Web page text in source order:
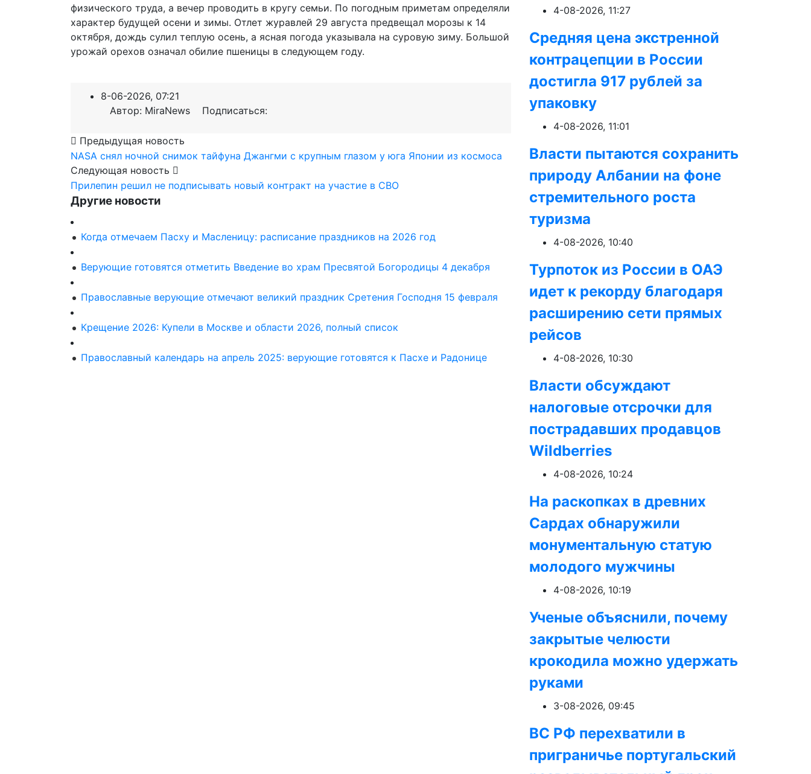
физического труда, а вечер проводить в кругу семьи. По погодным приметам определяли
характер будущей осени и зимы. Отлет журавлей 29 августа предвещал морозы к 14
октября, дождь сулил теплую осень, а ясная погода указывала на суровую зиму. Большой
урожай орехов означал обилие пшеницы в следующем году.
8-06-2026, 07:21
Автор: MiraNews Подписаться:
Предыдущая новость
NASA снял ночной снимок тайфуна Джангми с крупным глазом у юга Японии из космоса
Следующая новость
Прилепин решил не подписывать новый контракт на участие в СВО
Другие новости
Когда отмечаем Пасху и Масленицу: расписание праздников на 2026 год
Верующие готовятся отметить Введение во храм Пресвятой Богородицы 4 декабря
Православные верующие отмечают великий праздник Сретения Господня 15 февраля
Крещение 2026: Купели в Москве и области 2026, полный список
Православный календарь на апрель 2025: верующие готовятся к Пасхе и Радонице
4-08-2026, 11:27
Средняя цена экстренной
контрацепции в России
достигла 917 рублей за
упаковку
4-08-2026, 11:01
Власти пытаются сохранить
природу Албании на фоне
стремительного роста
туризма
4-08-2026, 10:40
Турпоток из России в ОАЭ
идет к рекорду благодаря
расширению сети прямых
рейсов
4-08-2026, 10:30
Власти обсуждают
налоговые отсрочки для
пострадавших продавцов
Wildberries
4-08-2026, 10:24
На раскопках в древних
Сардах обнаружили
монументальную статую
молодого мужчины
4-08-2026, 10:19
Ученые объяснили, почему
закрытые челюсти
крокодила можно удержать
руками
3-08-2026, 09:45
ВС РФ перехватили в
приграничье португальский